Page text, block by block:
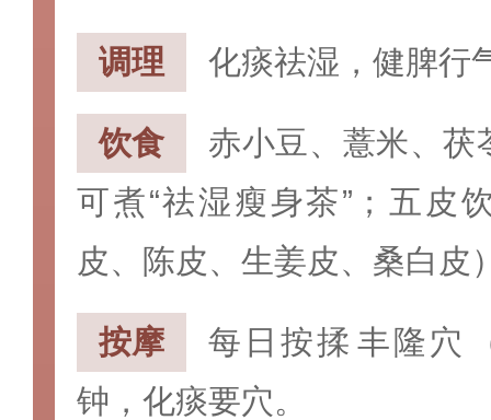
调理‌ 化痰祛湿，健脾行
饮食‌
赤小豆、薏米、茯
可煮“祛湿瘦身茶”； 五皮
皮、陈皮、生姜皮、桑白皮
按摩
每日按揉‌丰隆穴‌
钟，化痰要穴。